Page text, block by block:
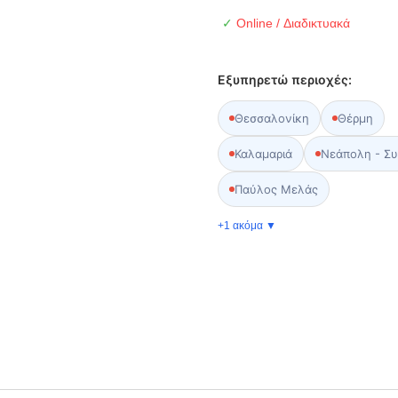
✓ Online / Διαδικτυακά
Εξυπηρετώ περιοχές:
Θεσσαλονίκη Θέρμη
Καλαμαριά Νεάπολη -
Παύλος Μελάς
+1 ακόμα ▼